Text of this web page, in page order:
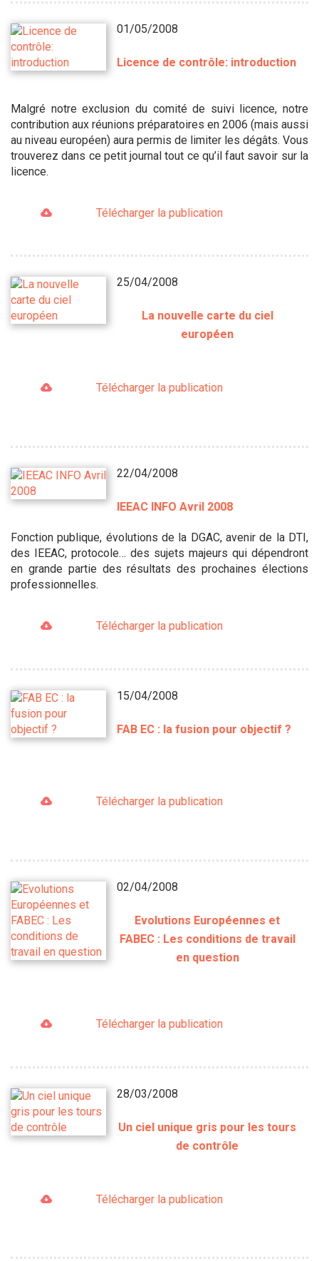
01/05/2008
Licence de contrôle: introduction
Malgré notre exclusion du comité de suivi licence, notre
contribution aux réunions préparatoires en 2006 (mais aussi
au niveau européen) aura permis de limiter les dégâts. Vous
trouverez dans ce petit journal tout ce qu’il faut savoir sur la
licence.
Télécharger la publication
25/04/2008
La nouvelle carte du ciel
européen
Télécharger la publication
22/04/2008
IEEAC INFO Avril 2008
Fonction publique, évolutions de la DGAC, avenir de la DTI,
des IEEAC, protocole… des sujets majeurs qui dépendront
en grande partie des résultats des prochaines élections
professionnelles.
Télécharger la publication
15/04/2008
FAB EC : la fusion pour objectif ?
Télécharger la publication
02/04/2008
Evolutions Européennes et
FABEC : Les conditions de travail
en question
Télécharger la publication
28/03/2008
Un ciel unique gris pour les tours
de contrôle
Télécharger la publication